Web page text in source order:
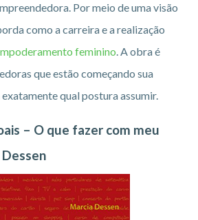
Por meio de uma visão
como a carreira e a realização
feminino. A obra é
que estão começando sua
qual postura assumir.
– O que fazer com meu